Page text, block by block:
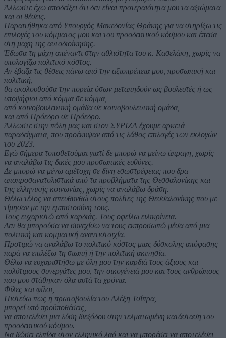
Άλλωστε έχω αποδείξει ότι δεν είναι προτεραιότητα μου τα αξιώματα
και οι θέσεις.
Παραιτήθηκα από Υπουργός Μακεδονίας Θράκης για να στηρίξω τις
επιλογές του κόμματος μου και του προοδευτικού κόσμου και έπεσα
στη μαχη της αυτοδιοίκησης.
Έδωσα τη μάχη απέναντι στην αθλιότητα του κ. Κασελάκη, χωρίς να
υπολογίζω πολιτικό κόστος.
Αν έβαζα τις θέσεις πάνω από την αξιοπρέπεια μου, προσωπική και
πολιτική,
θα ακολουθούσα την πορεία όσων μεταπηδούν ως βουλευτές ή ως
υποψήφιοι από κόμμα σε κόμμα,
από κοινοβουλευτική ομάδα σε κοινοβουλευτική ομάδα,
και από Πρόεδρο σε Πρόεδρο.
Άλλωστε στην πόλη μας και στον ΣΥΡΙΖΑ έχουμε αρκετά
παραδείγματα, που προέκυψαν από τις λάθος επιλογές των εκλογών
του 2023.
Εγώ σήμερα τοποθετούμαι γιατί δε μπορώ να μείνω άπραγη, χωρίς
να αναλάβω τις δικές μου προσωπικές ευθύνες.
Δε μπορώ να μένω αμέτοχη σε δίνη εσωστρέφειας που δρα
αποπροσανατολιστικά από τα προβλήματα της Θεσσαλονίκης και
της ελληνικής κοινωνίας, χωρίς να αναλάβω δράση.
Θέλω τέλος να απευθυνθώ στους πολίτες της Θεσσαλονίκης που με
τίμησαν με την εμπιστοσύνη τους.
Τους ευχαριστώ από καρδιάς. Τους οφείλω ειλικρίνεια.
Δεν θα μπορούσα να συνεχίσω να τους εκπροσωπώ μέσα από μια
πολιτική και κομματική αναντιστοιχία.
Προτιμώ να αναλάβω το πολιτικό κόστος μιας δύσκολης απόφασης
παρά να επιλέξω τη σιωπή ή την πολιτική ακινησία.
Θέλω να ευχαριστήσω με όλη μου την καρδιά τους άξιους και
πολύτιμους συνεργάτες μου, την οικογένειά μου και τους ανθρώπους
που μου στάθηκαν όλα αυτά τα χρόνια.
Φίλες και φίλοι,
Πιστεύω πως η πρωτοβουλία του Αλέξη Τσίπρα,
μπορεί υπό προϋποθέσεις,
να αποτελέσει μια λύση διεξόδου στην τελματωμένη κατάσταση του
προοδευτικού κόσμου.
Να δώσει ελπίδα στον ελληνικό λαό και να μπορέσει να αποτελέσει